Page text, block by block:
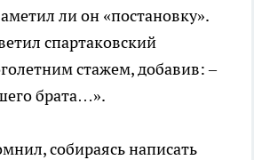
ли он «постановку».
спартаковский
стажем, добавив: –
брата…».
собираясь написать